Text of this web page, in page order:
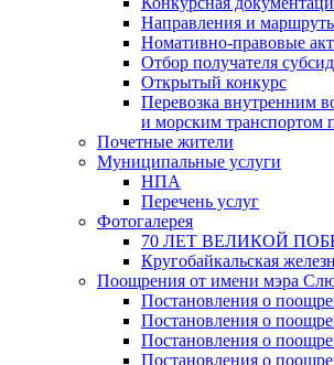
Направления и
Номативно-правовые
Отбор получателя
Открытый конкурс
Перевозка внутренним
и морским транспортом
Почетные жители
Муниципальные услуги
НПА
Перечень услуг
Фотогалерея
70 ЛЕТ ВЕЛИКОЙ
Кругобайкальская
Поощрения от имени мэра
Постановления о
Постановления о
Постановления о
Постановления о